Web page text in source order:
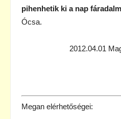
pihenhetik ki a nap
Ócsa.
2012.04.01
Megan elérhetőségei: